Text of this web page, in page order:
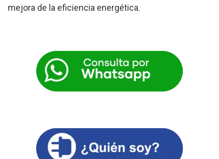
mejora de la eficiencia energética.